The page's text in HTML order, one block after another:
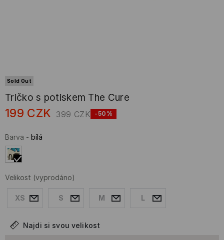
Sold Out
Tričko s potiskem The Cure
199 CZK 399 CZK -50%
Barva - bílá
Velikost (vyprodáno)
XS S M L
Najdi si svou velikost